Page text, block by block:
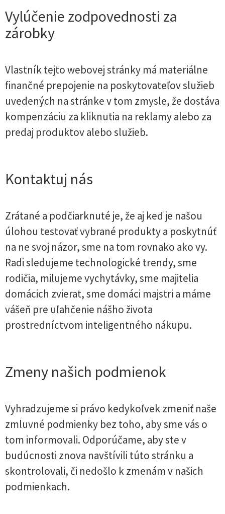
Vylúčenie zodpovednosti za
zárobky
Vlastník tejto webovej stránky má materiálne
finančné prepojenie na poskytovateľov služieb
uvedených na stránke v tom zmysle, že dostáva
kompenzáciu za kliknutia na reklamy alebo za
predaj produktov alebo služieb.
Kontaktuj nás
Zrátané a podčiarknuté je, že aj keď je našou
úlohou testovať vybrané produkty a poskytnúť
na ne svoj názor, sme na tom rovnako ako vy.
Radi sledujeme technologické trendy, sme
rodičia, milujeme vychytávky, sme majitelia
domácich zvierat, sme domáci majstri a máme
vášeň pre uľahčenie nášho života
prostredníctvom inteligentného nákupu.
Zmeny našich podmienok
Vyhradzujeme si právo kedykoľvek zmeniť naše
zmluvné podmienky bez toho, aby sme vás o
tom informovali. Odporúčame, aby ste v
budúcnosti znova navštívili túto stránku a
skontrolovali, či nedošlo k zmenám v našich
podmienkach.